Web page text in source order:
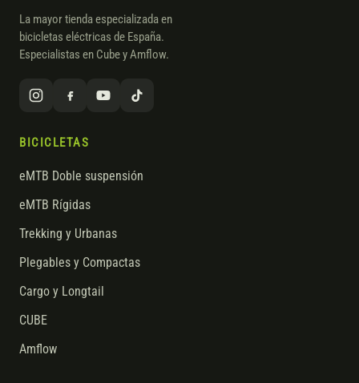
La mayor tienda especializada en
bicicletas eléctricas de España.
Especialistas en Cube y Amflow.
BICICLETAS
eMTB Doble suspensión
eMTB Rígidas
Trekking y Urbanas
Plegables y Compactas
Cargo y Longtail
CUBE
Amflow